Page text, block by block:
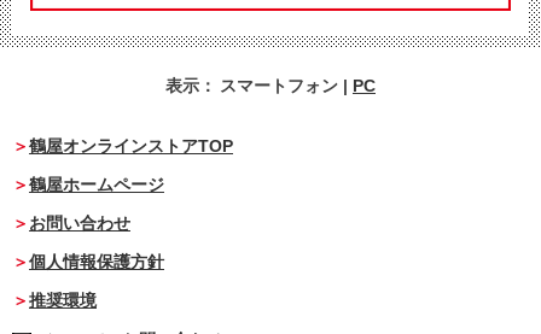
表示： スマートフォン | PC
鶴屋オンラインストアTOP
鶴屋ホームページ
お問い合わせ
個人情報保護方針
推奨環境